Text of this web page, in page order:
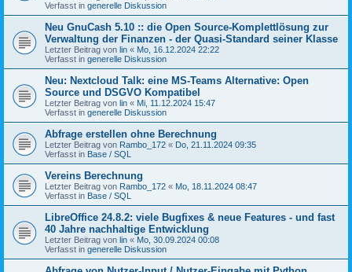
Verfasst in generelle Diskussion
Neu GnuCash 5.10 :: die Open Source-Komplettlösung zur
Verwaltung der Finanzen - der Quasi-Standard seiner Klasse
Letzter Beitrag von lin « Mo, 16.12.2024 22:22
Verfasst in generelle Diskussion
Neu: Nextcloud Talk: eine MS-Teams Alternative: Open
Source und DSGVO Kompatibel
Letzter Beitrag von lin « Mi, 11.12.2024 15:47
Verfasst in generelle Diskussion
Abfrage erstellen ohne Berechnung
Letzter Beitrag von Rambo_172 « Do, 21.11.2024 09:35
Verfasst in Base / SQL
Vereins Berechnung
Letzter Beitrag von Rambo_172 « Mo, 18.11.2024 08:47
Verfasst in Base / SQL
LibreOffice 24.8.2: viele Bugfixes & neue Features - und fast
40 Jahre nachhaltige Entwicklung
Letzter Beitrag von lin « Mo, 30.09.2024 00:08
Verfasst in generelle Diskussion